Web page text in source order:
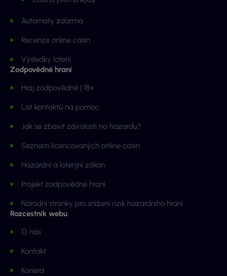
Automaty zdarma
Recenze online casin
Výsledky loterií
Zodpovědné hraní
Hraj zodpovědně | 18+
List kontaktů na pomoc
Jak se zbavit závislosti na hazardu?
Seznam licencovaných online casin
Hazardní a loterijní zákon
Projekt zodpovědné hraní
Národní stránky pro snížení rizik hazardního hraní
Rozcestník webu
O nás
Kontakt
Kariéra